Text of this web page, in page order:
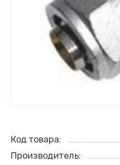
Код товара:
Производитель: